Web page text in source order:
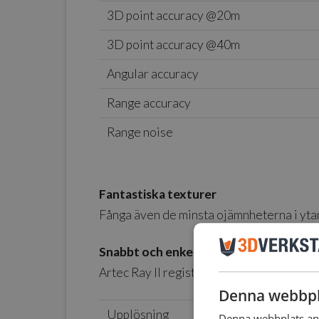
3D point accuracy @20m
3D point accuracy @40m
Angular accuracy
Range accuracy
Range noise
Fantastiska texturer
Fånga även de minsta ojämnheterna i
Snabbt och enkelt
Artec Ray II registrerar data med en
Upplösning
Denna